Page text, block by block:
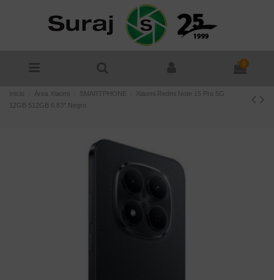
0
Inicio Área Xiaomi SMARTPHONE
Xiaomi Redmi Note 15 Pro 5G
12GB 512GB 6.83" Negro